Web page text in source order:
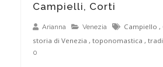
Campielli, Corti
Arianna Venezia Campiello ,
storia di Venezia , toponomastica ,
0